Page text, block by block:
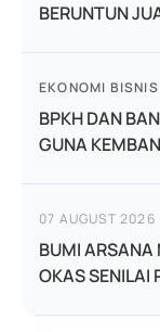
BERUNTUN
EKONOMI BISNIS
BPKH DAN
GUNA
07 AUGUST 2026
BUMI
OKAS SENILAI